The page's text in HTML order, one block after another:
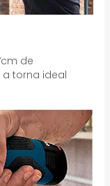
de
torna ideal